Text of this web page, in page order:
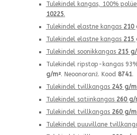
Tulekindel kangas, 100%
10225.
Tulekindel elastne kangas 210
Tulekindel elastne kangas 215
Tulekindel soonikkangas 215
Tulekindel ripstop-kangas
g/m². Neoonoranž. Kood 8741.
Tulekindel tvillkangas 245 g/
Tulekindel satiinkangas 260 g/
Tulekindel tvillkangas 260 g/
Tulekindel puuvillane